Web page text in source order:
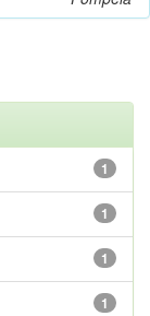
1
1
1
1